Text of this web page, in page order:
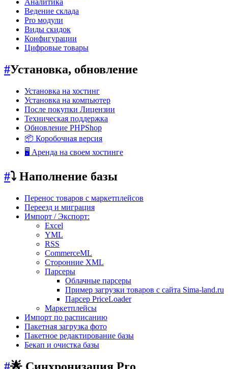
Ведение склада
Pro модули
Виды скидок
Конфигурации
Цифровые товары
#Установка, обновление
Установка на хостинг
Установка на компьютер
После покупки Лицензии
Техническая поддержка
Обновление PHPShop
📦 Коробочная версия
🖥️ Аренда на своем хостинге
#⤵️ Наполнение базы
Перенос товаров с маркетплейсов
Переезд и миграция
Импорт / Экспорт:
Excel
YML
RSS
CommerceML
Сторонние XML
Парсеры
Облачные парсеры
Пример загрузки товаров с сайта Sima-land.ru
Парсер PriceLoader
Маркетплейсы
Импорт по расписанию
Пакетная загрузка фото
Пакетное редактирование базы
Бекап и очистка базы